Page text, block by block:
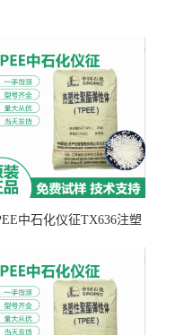
中石化仪征TX636注塑